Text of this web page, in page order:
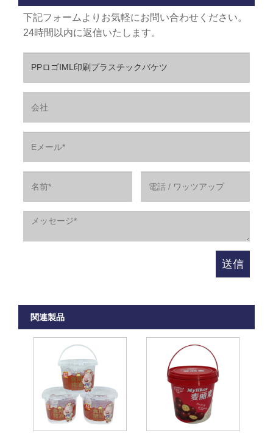
下記フォームよりお気軽にお問い合わせください。
24時間以内に返信いたします。
関連製品